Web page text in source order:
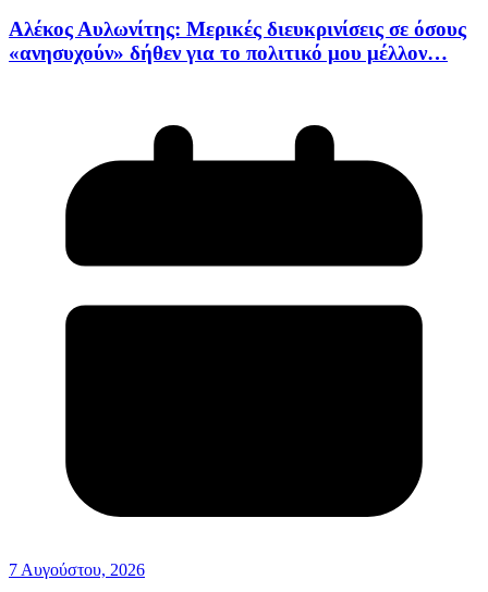
Αλέκος Αυλωνίτης: Μερικές διευκρινίσεις σε όσους
«ανησυχούν» δήθεν για το πολιτικό μου μέλλον…
7 Αυγούστου, 2026